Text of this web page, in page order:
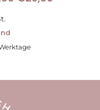
€119,00